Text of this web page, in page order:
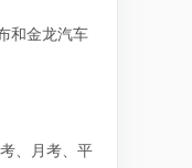
和金龙汽车
、月考、平